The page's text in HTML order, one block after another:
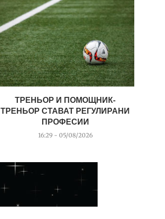
ТРЕНЬОР И ПОМОЩНИК-
ТРЕНЬОР СТАВАТ РЕГУЛИРАНИ
ПРОФЕСИИ
16:29 - 05/08/2026